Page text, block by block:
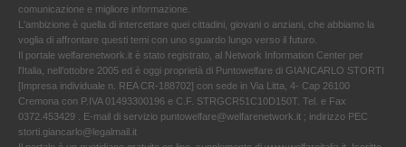
comunicazione e migliore informazione.
L'ambizione è quella di intercettare quei cittadini, giovani o anziani, che abbiamo la
voglia di affrontare questi temi con uno sguardo lungo verso il futuro.
Il portale welfarenetwork.it è stato registrato, al Network Information Center per
l'Italia, nell’ottobre 2005 ed è oggi proprietà di Puntowelfare di GIANCARLO STORTI
[Impresa individuale n. REA CR-188702] con sede in Via Litta, 4- Cap 26100
Cremona con P.IVA 01493300196 e C.F. STRGCR51C10D150T. Tel. e Fax
0372.453429 . E-mail di servizio puntowelfare@welfarenetwork.it ; indirizzo PEC
storti.giancarlo@legalmail.it